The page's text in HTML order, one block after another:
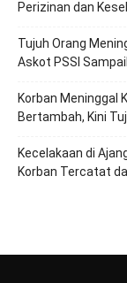
Perizinan dan
Tujuh Orang
Askot PSSI
Korban Meninggal
Bertambah, Kini
Kecelakaan di
Korban Tercatat